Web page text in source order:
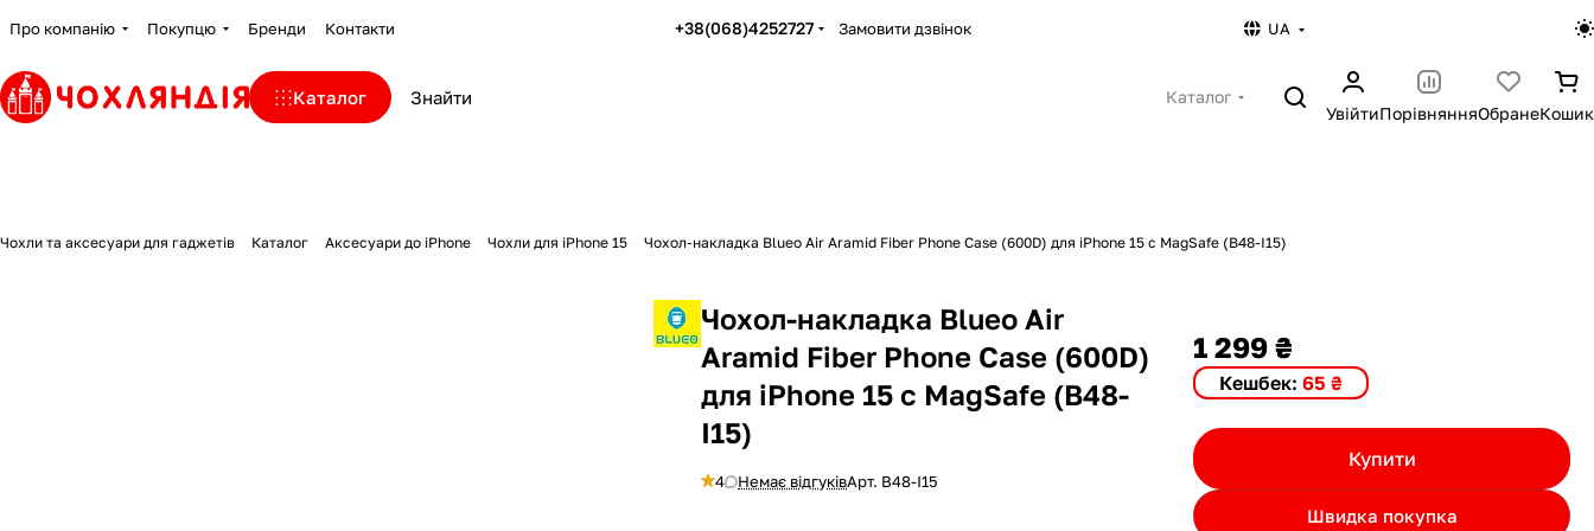
Про компанію Покупцю Бренди Контакти +38(068)4252727 Замовити дзвінок UA
Каталог
Каталог
УвійтиПорівнянняОбранеКошик
Чохли та аксесуари для гаджетів Каталог Аксесуари до iPhone Чохли для iPhone 15 Чохол-накладка Blueo Air Aramid Fiber Phone Case (600D) для iPhone 15 с MagSafe (B48-I15)
Чохол-накладка Blueo Air
Aramid Fiber Phone Case (600D)
для iPhone 15 с MagSafe (B48-
I15)
4 Немає відгуківАрт. B48-I15
1 299 ₴
Кешбек: 65 ₴
Купити
Швидка покупка